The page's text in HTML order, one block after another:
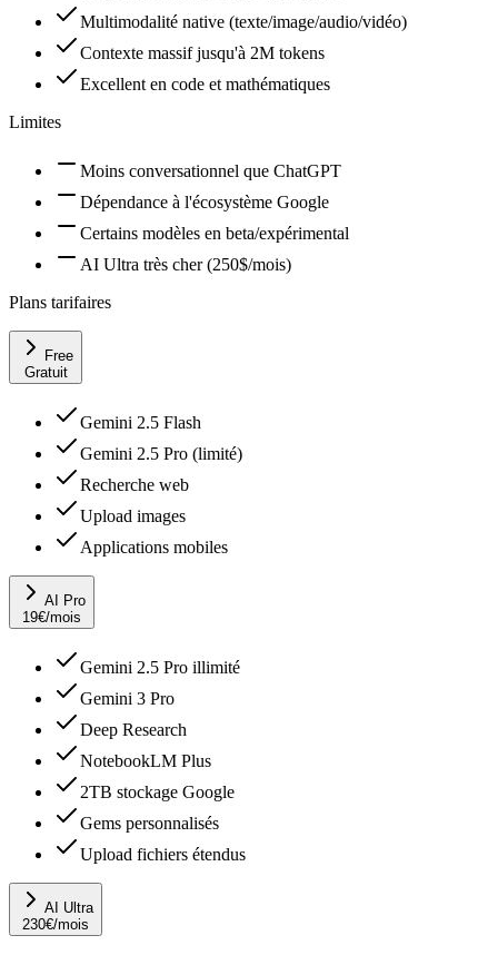
Multimodalité native (texte/image/audio/vidéo)
Contexte massif jusqu'à 2M tokens
Excellent en code et mathématiques
Limites
Moins conversationnel que ChatGPT
Dépendance à l'écosystème Google
Certains modèles en beta/expérimental
AI Ultra très cher (250$/mois)
Plans tarifaires
Free
Gratuit
Gemini 2.5 Flash
Gemini 2.5 Pro (limité)
Recherche web
Upload images
Applications mobiles
AI Pro
19€/mois
Gemini 2.5 Pro illimité
Gemini 3 Pro
Deep Research
NotebookLM Plus
2TB stockage Google
Gems personnalisés
Upload fichiers étendus
AI Ultra
230€/mois